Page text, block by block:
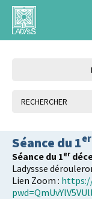
Séance du 1er
Séance du 1er
Ladyssse
Lien Zoom :